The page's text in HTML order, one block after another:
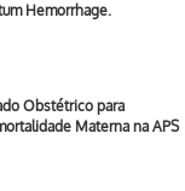
Hemorrhage.
Obstétrico para
Materna na APS